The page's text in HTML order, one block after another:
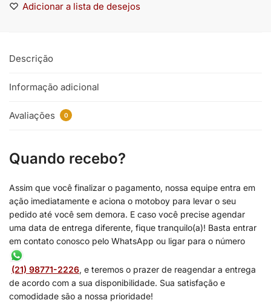
Adicionar a lista de desejos
Descrição
Informação adicional
Avaliações 0
Quando recebo?
Assim que você finalizar o pagamento, nossa equipe entra em
ação imediatamente e aciona o motoboy para levar o seu
pedido até você sem demora. E caso você precise agendar
uma data de entrega diferente, fique tranquilo(a)! Basta entrar
em contato conosco pelo WhatsApp ou ligar para o número
(21) 98771-2226, e teremos o prazer de reagendar a entrega
de acordo com a sua disponibilidade. Sua satisfação e
comodidade são a nossa prioridade!